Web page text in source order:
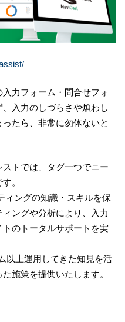
力フォーム・問合せフォ
入力のしづらさや煩わし
たら、非常に勿体ないと
トでは、タグ一つでニー
。
ィングの知識・スキルを保
ングや分析により、入力
のトータルサポートを実
以上運用してきた知見を活
施策を提供いたします。